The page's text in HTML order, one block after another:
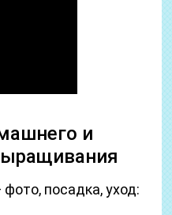
и
посадка, уход: